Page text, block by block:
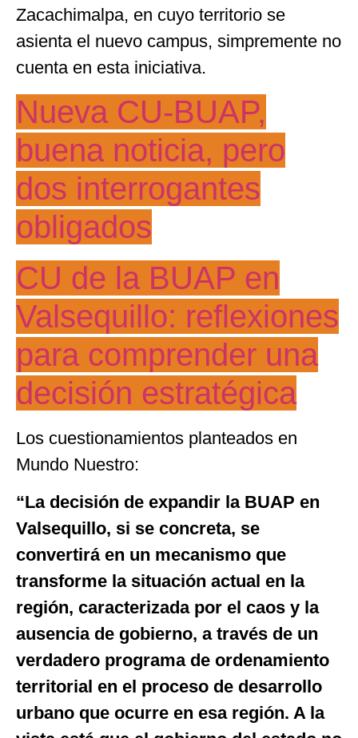
Zacachimalpa, en cuyo territorio se
asienta el nuevo campus, simpremente no
cuenta en esta iniciativa.
Nueva CU-BUAP,
buena noticia, pero
dos interrogantes
obligados
CU de la BUAP en
Valsequillo: reflexiones
para comprender una
decisión estratégica
Los cuestionamientos planteados en
Mundo Nuestro:
“La decisión de expandir la BUAP en
Valsequillo, si se concreta, se
convertirá en un mecanismo que
transforme la situación actual en la
región, caracterizada por el caos y la
ausencia de gobierno, a través de un
verdadero programa de ordenamiento
territorial en el proceso de desarrollo
urbano que ocurre en esa región. A la